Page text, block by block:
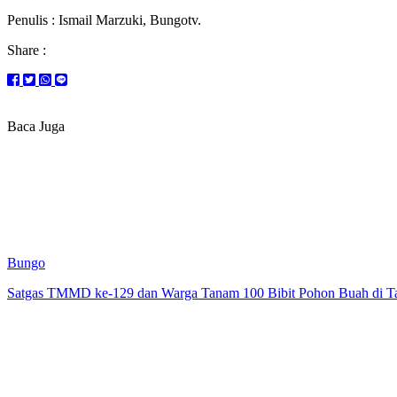
Penulis : Ismail Marzuki, Bungotv.
Share :
Baca Juga
Bungo
Satgas TMMD ke-129 dan Warga Tanam 100 Bibit Pohon Buah di